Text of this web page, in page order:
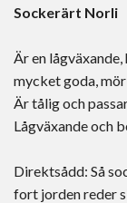
Sockerärt Norli
Är en
mycket goda,
Är tålig och
Lågväxande och
Direktsådd: Så
fort jorden reder